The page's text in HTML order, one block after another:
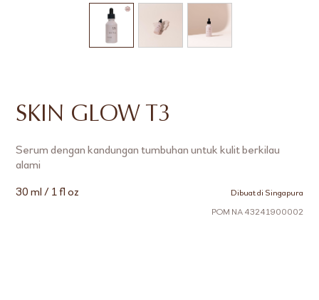
SKIN GLOW T3
Serum dengan kandungan tumbuhan untuk kulit berkilau
alami
30 ml / 1 fl oz
Dibuat di Singapura
POM NA 43241900002